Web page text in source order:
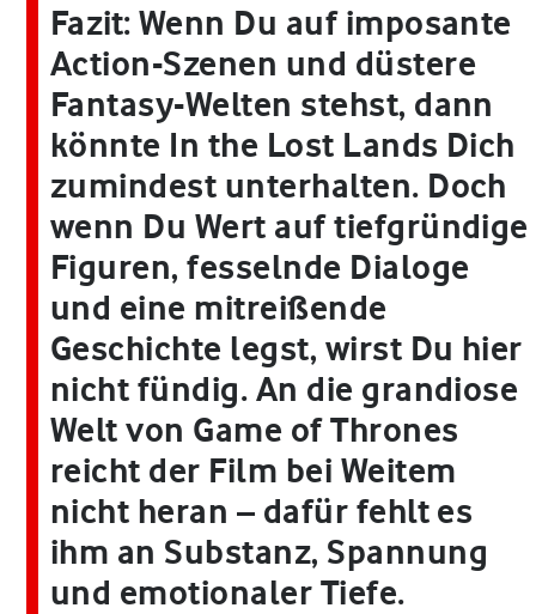
Fazit: Wenn Du auf imposante
Action-Szenen und düstere
Fantasy-Welten stehst, dann
könnte In the Lost Lands Dich
zumindest unterhalten. Doch
wenn Du Wert auf tiefgründige
Figuren, fesselnde Dialoge
und eine mitreißende
Geschichte legst, wirst Du hier
nicht fündig. An die grandiose
Welt von Game of Thrones
reicht der Film bei Weitem
nicht heran – dafür fehlt es
ihm an Substanz, Spannung
und emotionaler Tiefe.